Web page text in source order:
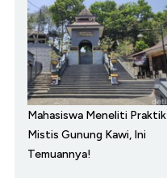
Mahasiswa Meneliti Praktik
Mistis Gunung Kawi, Ini
Temuannya!